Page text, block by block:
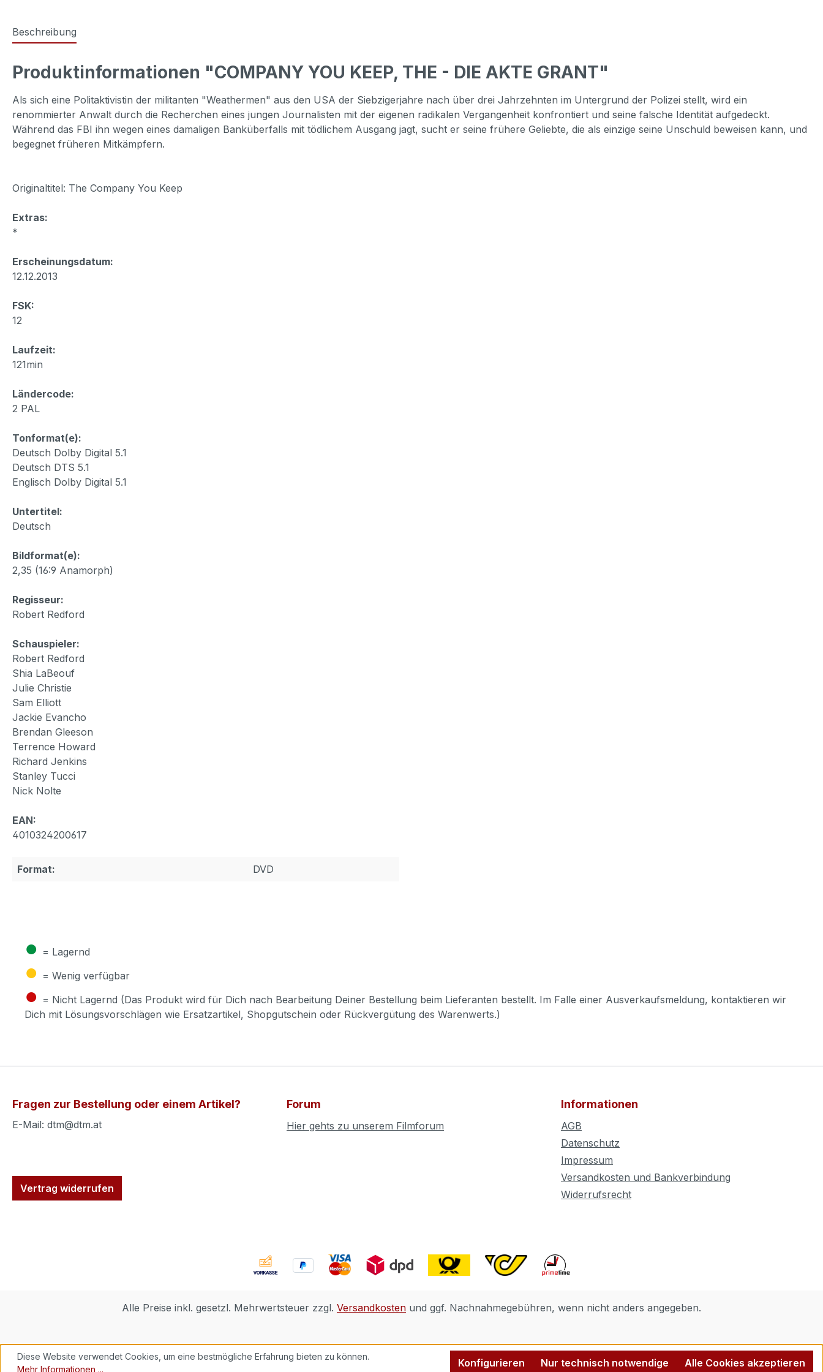
Beschreibung
Produktinformationen "COMPANY YOU KEEP, THE - DIE AKTE GRANT"
Als sich eine Politaktivistin der militanten "Weathermen" aus den USA der Siebzigerjahre nach über drei Jahrzehnten im Untergrund der Polizei stellt, wird ein
renommierter Anwalt durch die Recherchen eines jungen Journalisten mit der eigenen radikalen Vergangenheit konfrontiert und seine falsche Identität aufgedeckt.
Während das FBI ihn wegen eines damaligen Banküberfalls mit tödlichem Ausgang jagt, sucht er seine frühere Geliebte, die als einzige seine Unschuld beweisen kann, und
begegnet früheren Mitkämpfern.
Originaltitel: The Company You Keep
Extras:
*
Erscheinungsdatum:
12.12.2013
FSK:
12
Laufzeit:
121min
Ländercode:
2 PAL
Tonformat(e):
Deutsch Dolby Digital 5.1
Deutsch DTS 5.1
Englisch Dolby Digital 5.1
Untertitel:
Deutsch
Bildformat(e):
2,35 (16:9 Anamorph)
Regisseur:
Robert Redford
Schauspieler:
Robert Redford
Shia LaBeouf
Julie Christie
Sam Elliott
Jackie Evancho
Brendan Gleeson
Terrence Howard
Richard Jenkins
Stanley Tucci
Nick Nolte
EAN:
4010324200617
Format: DVD
● = Lagernd
● = Wenig verfügbar
● = Nicht Lagernd (Das Produkt wird für Dich nach Bearbeitung Deiner Bestellung beim Lieferanten bestellt. Im Falle einer Ausverkaufsmeldung, kontaktieren wir
Dich mit Lösungsvorschlägen wie Ersatzartikel, Shopgutschein oder Rückvergütung des Warenwerts.)
Fragen zur Bestellung oder einem Artikel?
E-Mail: dtm@dtm.at
Vertrag widerrufen
Forum
Hier gehts zu unserem Filmforum
Informationen
AGB
Datenschutz
Impressum
Versandkosten und Bankverbindung
Widerrufsrecht
Alle Preise inkl. gesetzl. Mehrwertsteuer zzgl. Versandkosten und ggf. Nachnahmegebühren, wenn nicht anders angegeben.
Diese Website verwendet Cookies, um eine bestmögliche Erfahrung bieten zu können.
Mehr Informationen ...
Nur technisch notwendige
Konfigurieren Alle Cookies akzeptieren